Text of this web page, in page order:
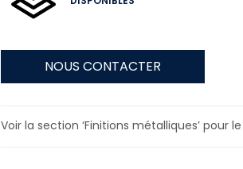
NOUS CONTACTER
Voir la section ‘Finitions métalliques’ pour